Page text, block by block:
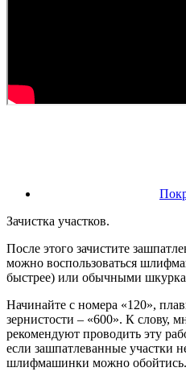
Зачистка участков.
После этого зачистите
можно воспользоваться
быстрее) или обычными
Начинайте с номера «120»,
зернистости – «600». К слову,
рекомендуют проводить эту
если зашпатлеванные участки
шлифмашинки можно обойтись.